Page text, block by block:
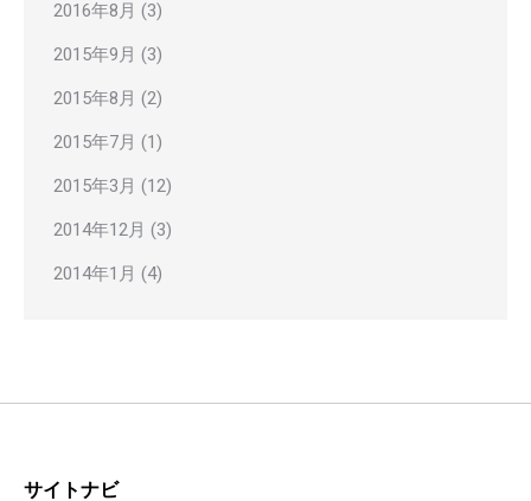
2016年8月 (3)
2015年9月 (3)
2015年8月 (2)
2015年7月 (1)
2015年3月 (12)
2014年12月 (3)
2014年1月 (4)
サイトナビ